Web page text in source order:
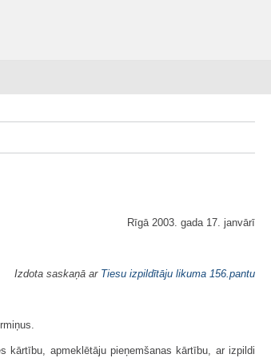
Rīgā 2003. gada 17. janvārī
Izdota saskaņā ar Tiesu izpildītāju likuma 156.pantu
kārtību, apmeklētāju pieņemšanas kārtību, ar izpildi